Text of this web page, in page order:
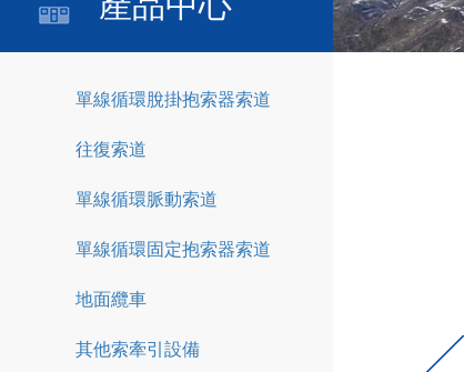
單線循環脫掛抱索器索道
往復索道
單線循環脈動索道
單線循環固定抱索器索道
地面纜車
其他索牽引設備